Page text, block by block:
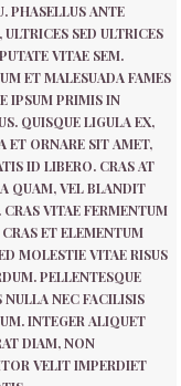
PHASELLUS ANTE
SED ULTRICES
VITAE SEM.
ET MALESUADA FAMES
IPSUM PRIMIS IN
QUISQUE LIGULA EX,
ET ORNARE SIT AMET,
ID LIBERO. CRAS AT
QUAM, VEL BLANDIT
VITAE FERMENTUM
ET ELEMENTUM
MOLESTIE VITAE RISUS
PELLENTESQUE
NULLA NEC FACILISIS
INTEGER ALIQUET
DIAM, NON
VELIT IMPERDIET